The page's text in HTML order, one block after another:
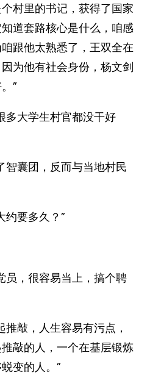
村里的书记，获得了国家
道套路核心是什么，咱感
跟他太熟悉了，王双全在
为他有社会身份，杨文剑
”
多大学生村官都没干好
智囊团，反而与当地村民
约要多久？”
员，很容易当上，搞个聘
敲，人生容易有污点，
敲的人，一个在基层锻炼
变的人。”